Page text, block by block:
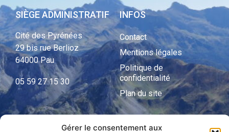
Gérer le consentement aux
SIÈGE ADMINISTRATIF
Cité des Pyrénées
29 bis rue Berlioz
64000 Pau
05 59 27 15 30
INFOS
Contact
Mentions légales
Politique de
confidentialité
Plan du site